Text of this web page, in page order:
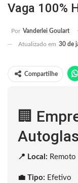
Vaga 100%
Por Vanderlei Goulart
Atualizado em 30 de
Compartilhe
🏢
📍 Local: Remoto
💼 Tipo: Efetivo